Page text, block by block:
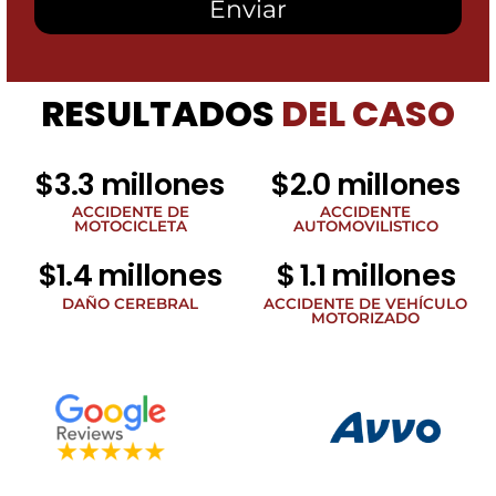
SMS
Law
Group
relacionados
noticias
legales
número
teléfono
proporcionado
los
SMS
puede
variar.
RESULTADOS DEL CASO
$3.3 millones
ACCIDENTE DE
MOTOCICLETA
$2.0 millones
ACCIDENTE
AUTOMOVILISTICO
$1.4 millones
DAÑO CEREBRAL
$ 1.1 millones
ACCIDENTE DE VEHÍCULO
MOTORIZADO